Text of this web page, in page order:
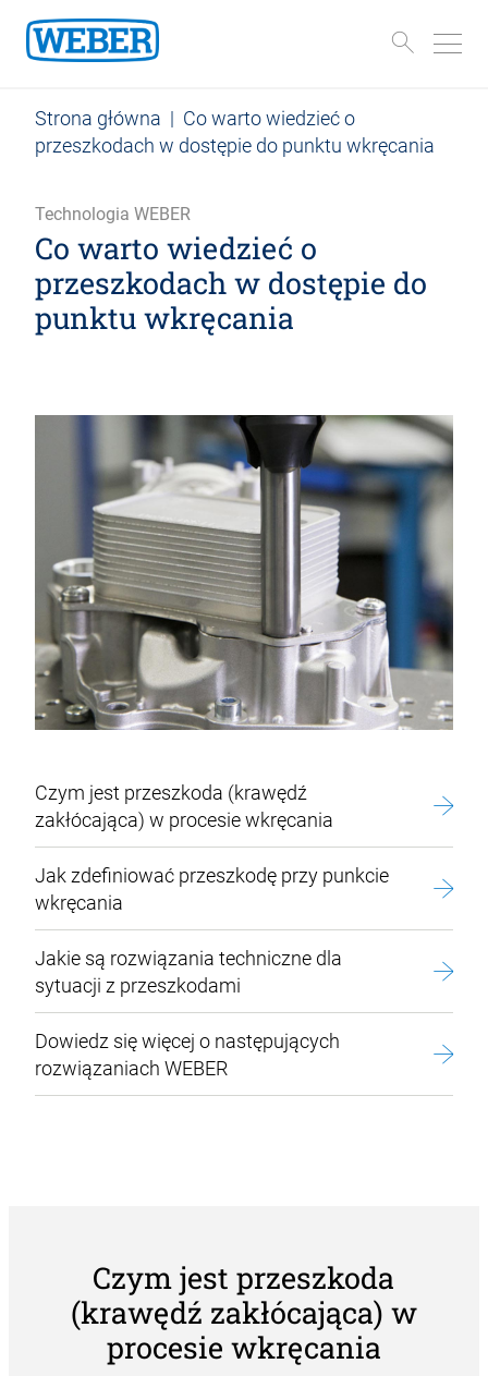
Strona główna | Co warto wiedzieć o
przeszkodach w dostępie do punktu wkręcania
Technologia WEBER
Co warto wiedzieć o
przeszkodach w dostępie do
punktu wkręcania
Czym jest przeszkoda (krawędź
zakłócająca) w procesie wkręcania
Jak zdefiniować przeszkodę przy punkcie
wkręcania
Jakie są rozwiązania techniczne dla
sytuacji z przeszkodami
Dowiedz się więcej o następujących
rozwiązaniach WEBER
Czym jest przeszkoda
(krawędź zakłócająca) w
procesie wkręcania